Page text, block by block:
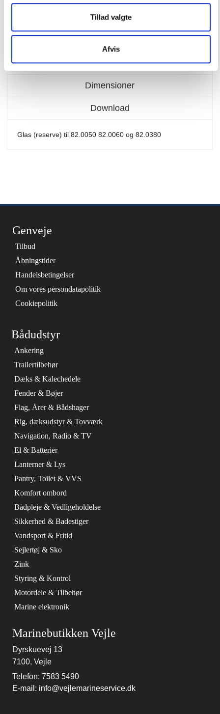
Tillad valgte
Afvis
stk.
Specifikationer
Dimensioner
Download
Glas (reserve) til 82.0050 82.0060 og 82.0380
Genveje
Tilbud
Åbningstider
Handelsbetingelser
Om vores persondatapolitik
Cookiepolitik
Bådudstyr
Ankering
Trailertilbehør
Dæks & Kalechedele
Fender & Bøjer
Flag, Årer & Bådshager
Rig, dæksudstyr & Tovværk
Navigation, Radio & TV
El & Batterier
Lanterner & Lys
Pantry, Toilet & VVS
Komfort ombord
Bådpleje & Vedligeholdelse
Sikkerhed & Badestiger
Vandsport & Fritid
Sejlertøj & Sko
Zink
Styring & Kontrol
Motordele & Tilbehør
Marine elektronik
Marinebutikken Vejle
Dyrskuevej 13
7100, Vejle
Telefon: 7583 5490
E-mail: info@vejlemarineservice.dk